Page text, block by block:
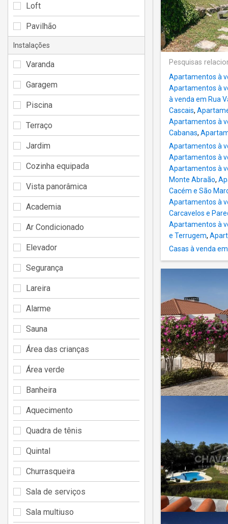
Pesquisas
Apartamentos à
Apartamentos à
à venda em Rua
Cascais,
Apartamentos à
Cabanas,
Apartamentos à
Apartamentos à
Apartamentos à
Monte Abraão,
Cacém e São
Apartamentos à
Carcavelos e
Apartamentos à
e Terrugem,
Casas à venda
Loft
Pavilhão
Instalações
Varanda
Garagem
Piscina
Terraço
Jardim
Cozinha equipada
Vista panorâmica
Academia
Ar Condicionado
Elevador
Segurança
Lareira
Alarme
Sauna
Área das crianças
Área verde
Banheira
Aquecimento
Quadra de tênis
Quintal
Churrasqueira
Sala de serviços
Sala multiuso